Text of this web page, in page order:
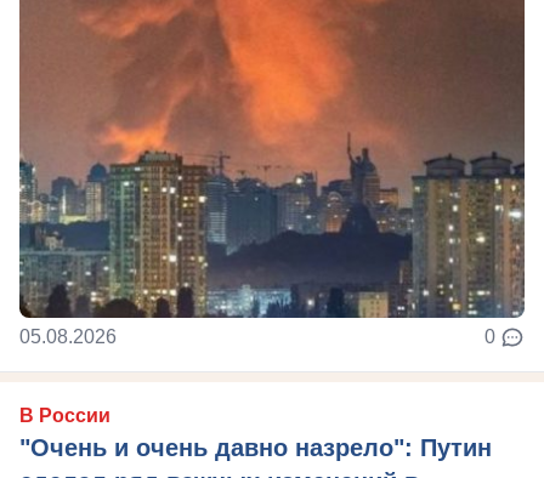
05.08.2026 0
В России
"Очень и очень давно назрело": Путин